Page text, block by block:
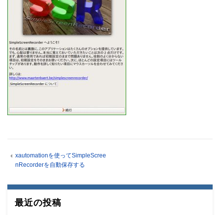
xautomationを使ってSimpleScree
nRecorderを自動保存する
最近の投稿